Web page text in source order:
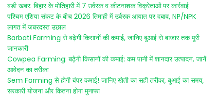
बड़ी खबर: बिहार के मोतिहारी में 7 उर्वरक व कीटनाशक विक्रेताओं पर कार्रवाई
पश्चिम एशिया संकट के बीच 2026 तिमाही में उर्वरक आयात पर दबाव, NP/NPK
लागत में जबरदस्त उछाल
Barbati Farming से बढ़ेगी किसानों की कमाई, जानिए बुआई से बाजार तक पूरी
जानकारी
Cowpea Farming: बढ़ेगी किसानों की कमाई: कम पानी में शानदार उत्पादन, जानें
आवेदन का तरीका
Sem Farming से होगी बंपर कमाई! जानिए खेती का सही तरीका, बुआई का समय,
सरकारी योजना और कितना होगा मुनाफा